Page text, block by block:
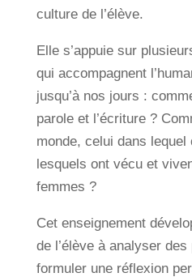
culture de l’élève.
Elle s’appuie sur
qui accompagnent
jusqu’à nos jours :
parole et l’écriture ?
monde, celui dans
lesquels ont vécu et
femmes ?
Cet enseignement
de l’élève à analyser
formuler une réflexion